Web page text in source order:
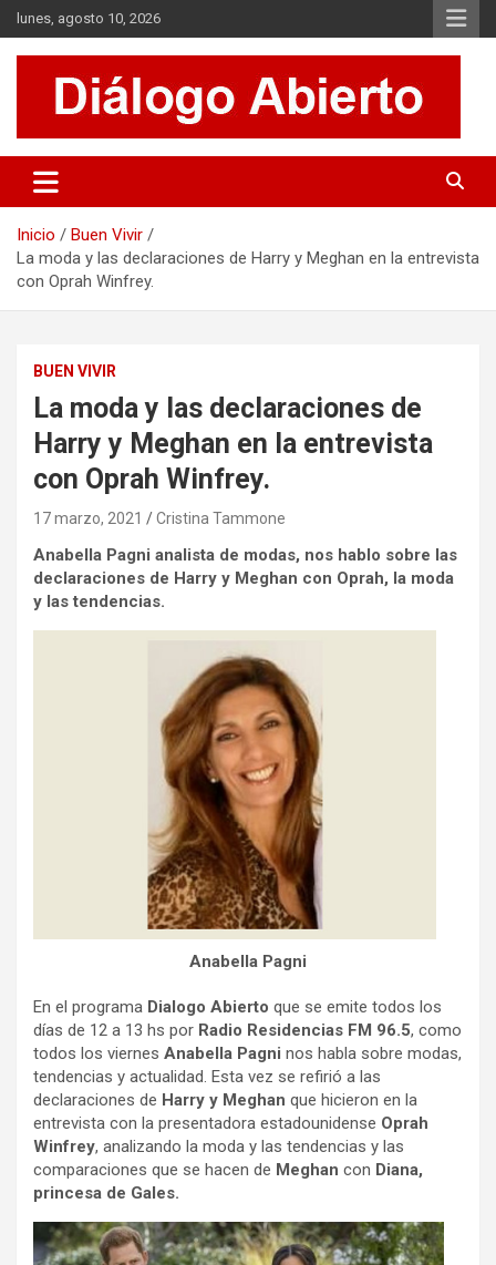
Saltar
al
contenido
lunes, agosto 10, 2026
Diálogo Abierto
Se tratan diversos temas de actualidad buscando hacer un
aporte a la sociedad, brindando información relevante de lo que
Inicio
Buen Vivir
La moda y las declaraciones de Harry y Meghan en la entrevista
con Oprah Winfrey.
BUEN VIVIR
La moda y las declaraciones de
Harry y Meghan en la entrevista
con Oprah Winfrey.
17 marzo, 2021 Cristina Tammone
Anabella Pagni analista de modas, nos hablo sobre las
declaraciones de Harry y Meghan con Oprah, la moda
y las tendencias.
Anabella Pagni
En el programa Dialogo Abierto que se emite todos los
días de 12 a 13 hs por Radio Residencias FM 96.5, como
todos los viernes Anabella Pagni nos habla sobre modas,
tendencias y actualidad. Esta vez se refirió a las
declaraciones de Harry y Meghan que hicieron en la
entrevista con la presentadora estadounidense Oprah
Winfrey, analizando la moda y las tendencias y las
comparaciones que se hacen de Meghan con Diana,
princesa de Gales.